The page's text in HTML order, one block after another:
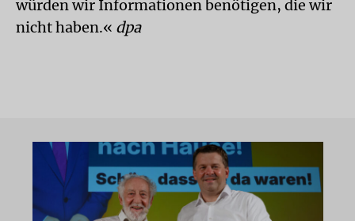
würden wir Informationen benötigen, die wir
nicht haben.« dpa